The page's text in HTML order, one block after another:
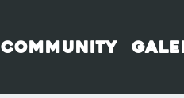
Community